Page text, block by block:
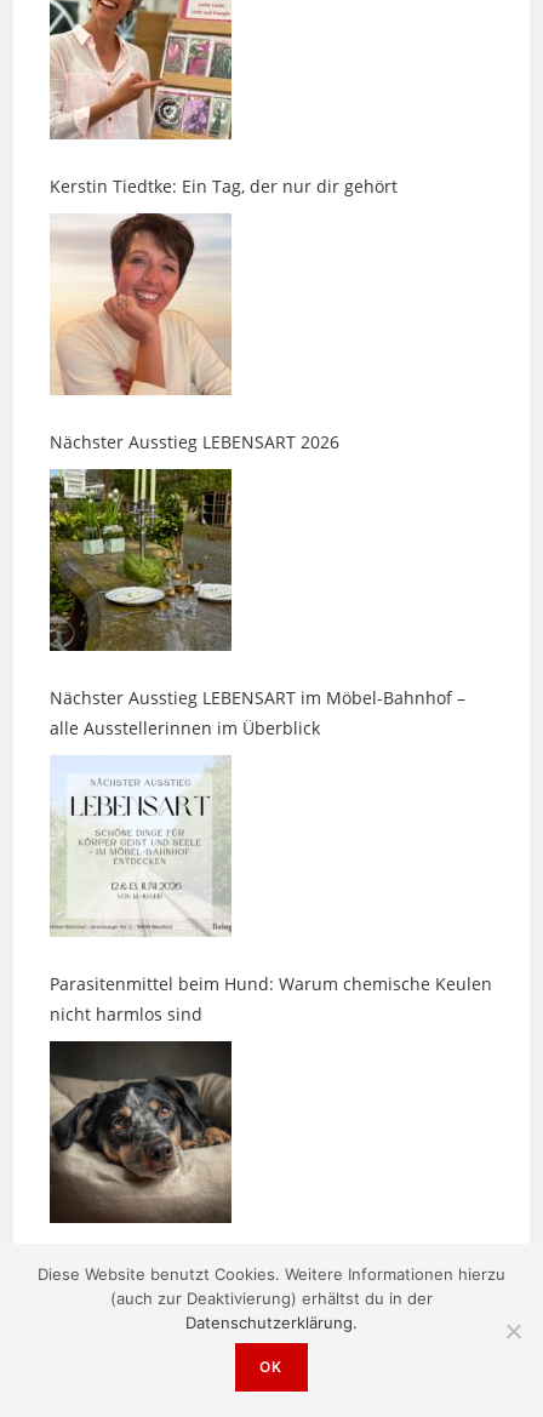
Kerstin Tiedtke: Ein Tag, der nur dir gehört
Nächster Ausstieg LEBENSART 2026
Nächster Ausstieg LEBENSART im Möbel-Bahnhof –
Parasitenmittel beim Hund: Warum chemische Keulen
Zwischen den Bildern entsteht etwas
Diese Website benutzt Cookies. Weitere Informationen hierzu
(auch zur Deaktivierung) erhältst du in der
Datenschutzerklärung.
OK